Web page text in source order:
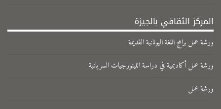
المركز الثقافي بالجيزة
ورشة عمل برامج اللغة اليونانية القديمة
ورشة عمل أكاديمية في دراسة الليتورجيات السريانية
ورشة عمل